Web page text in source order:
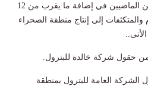
نجح قطاع البترول خلال الأسبوعين الماضيين في إضافة ما يقرب من 12
إلى إنتاج منطقة الصحراء
حقول الشركة العامة للبترول بمنطقة